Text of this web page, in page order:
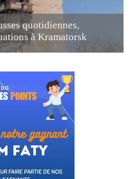
quotidiennes,
à Kramatorsk